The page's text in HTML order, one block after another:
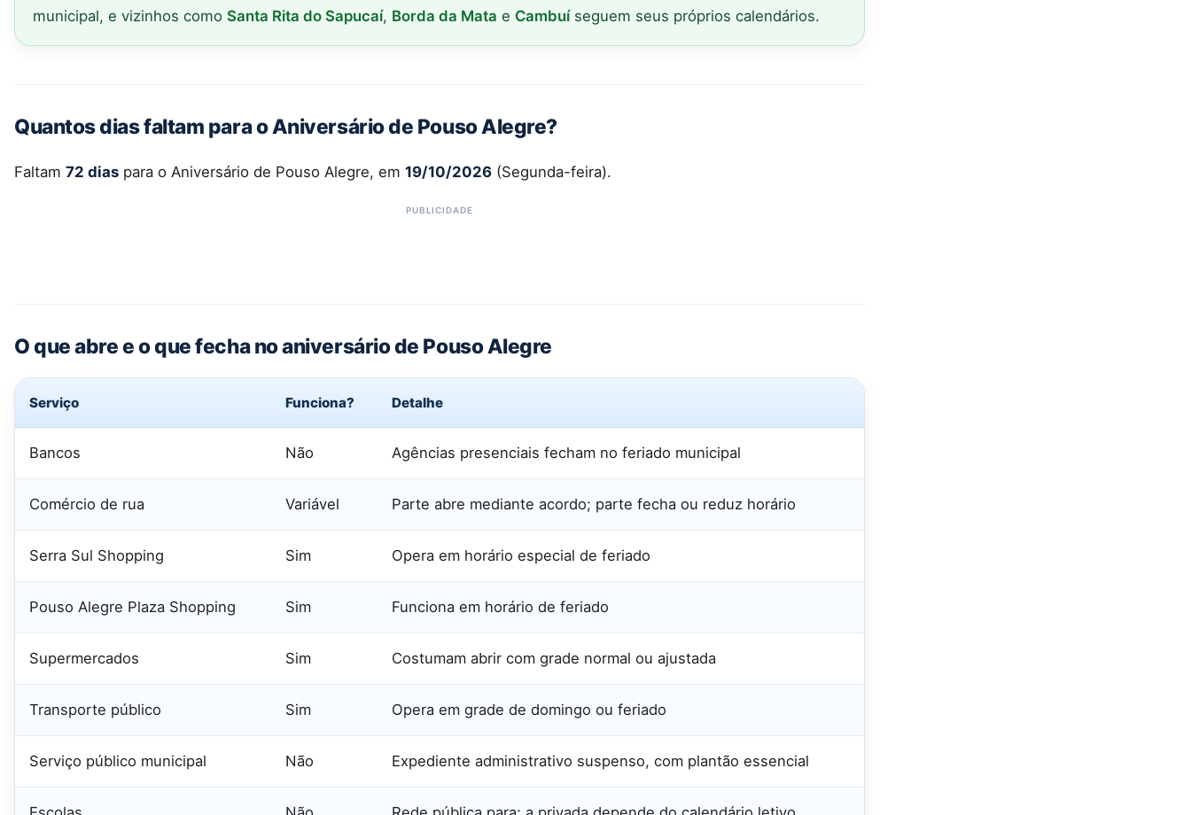
municipal, e vizinhos como Santa Rita do Sapucaí, Borda da Mata e Cambuíseguem seus próprios calendários.
Quantos dias faltam para o Aniversário de Pouso Alegre?
Faltam 72 dias para o Aniversário de Pouso Alegre, em 19/10/2026 (Segunda-feira).
O que abre e o que fecha no aniversário de Pouso Alegre
Serviço Funciona? Detalhe
Bancos Não Agências presenciais fecham no feriado municipal
Comércio de rua Variável Parte abre mediante acordo; parte fecha ou reduz horário
Serra Sul Shopping Sim Opera em horário especial de feriado
Pouso Alegre Plaza Shopping Sim Funciona em horário de feriado
Supermercados Sim Costumam abrir com grade normal ou ajustada
Transporte público Sim Opera em grade de domingo ou feriado
Serviço público municipal Não Expediente administrativo suspenso, com plantão essencial